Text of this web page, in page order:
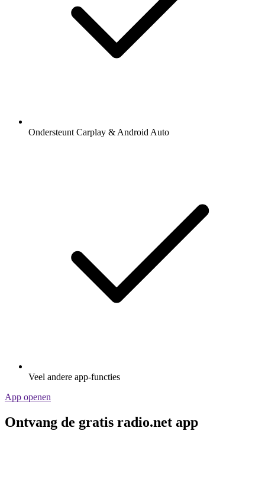
Ondersteunt Carplay & Android Auto
Veel andere app-functies
App openen
Ontvang de gratis radio.net app